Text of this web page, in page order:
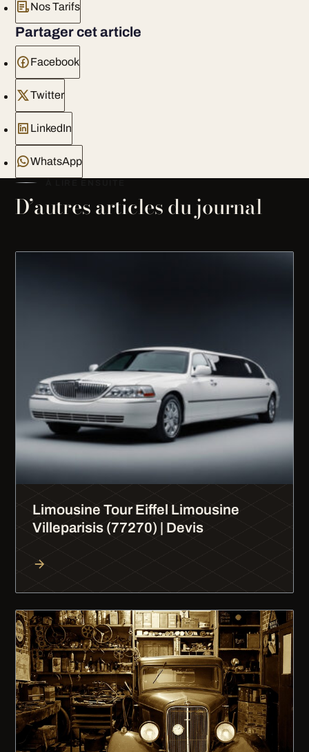
Nos Tarifs
Partager cet article
Facebook
Twitter
LinkedIn
WhatsApp
D’autres articles du journal
Limousine Tour Eiffel Limousine
Villeparisis (77270) | Devis